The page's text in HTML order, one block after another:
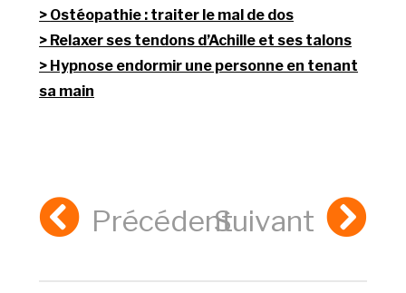
Ostéopathie : traiter le mal de dos
Relaxer ses tendons d’Achille et ses talons
Hypnose endormir une personne en tenant
sa main
PrécédentSuivant